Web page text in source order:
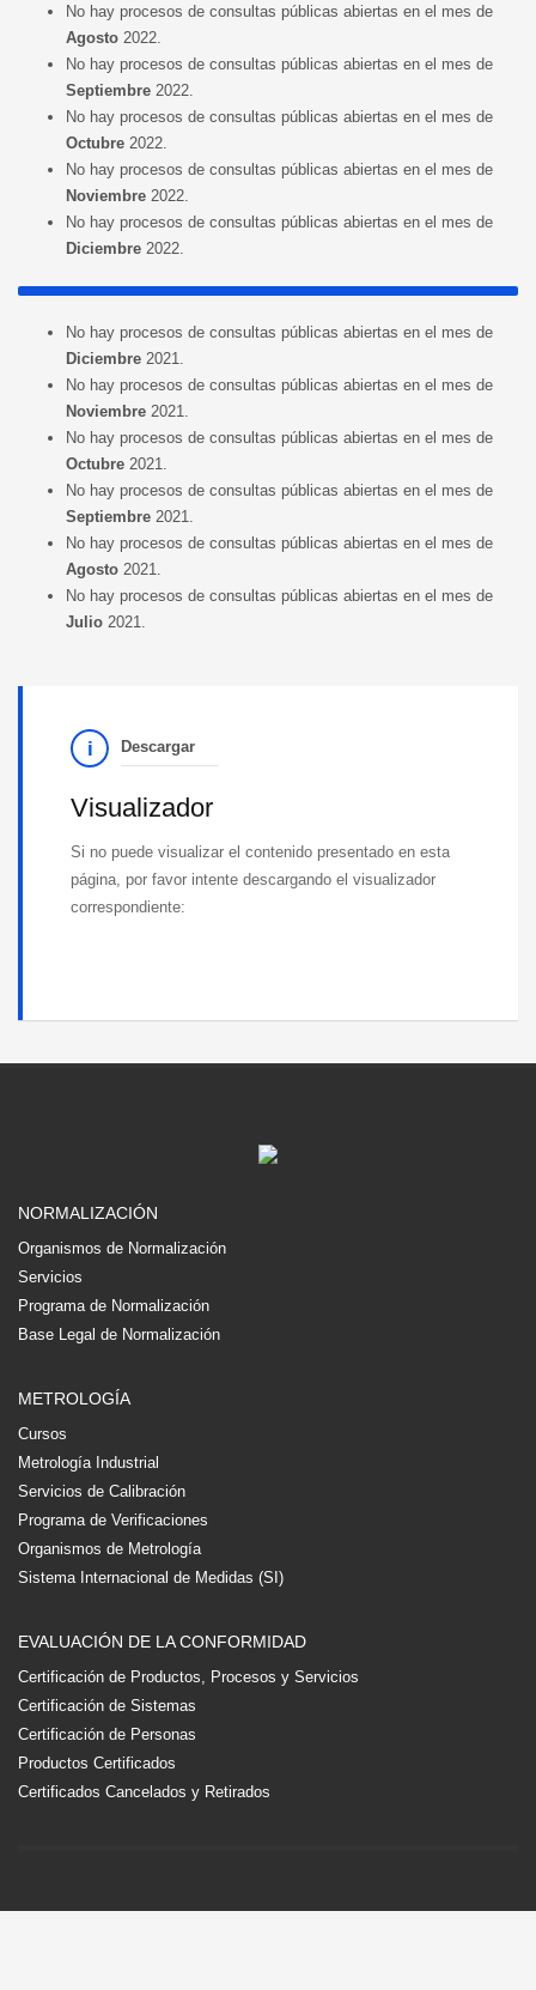
No hay procesos de consultas públicas abiertas en el mes de
Agosto 2022.
No hay procesos de consultas públicas abiertas en el mes de
Septiembre 2022.
No hay procesos de consultas públicas abiertas en el mes de
Octubre 2022.
No hay procesos de consultas públicas abiertas en el mes de
Noviembre 2022.
No hay procesos de consultas públicas abiertas en el mes de
Diciembre 2022.
No hay procesos de consultas públicas abiertas en el mes de
Diciembre 2021.
No hay procesos de consultas públicas abiertas en el mes de
Noviembre 2021.
No hay procesos de consultas públicas abiertas en el mes de
Octubre 2021.
No hay procesos de consultas públicas abiertas en el mes de
Septiembre 2021.
No hay procesos de consultas públicas abiertas en el mes de
Agosto 2021.
No hay procesos de consultas públicas abiertas en el mes de
Julio 2021.
Descargar
Visualizador
Si no puede visualizar el contenido presentado en esta
página, por favor intente descargando el visualizador
correspondiente:
NORMALIZACIÓN
Organismos de Normalización
Servicios
Programa de Normalización
Base Legal de Normalización
METROLOGÍA
Cursos
Metrología Industrial
Servicios de Calibración
Programa de Verificaciones
Organismos de Metrología
Sistema Internacional de Medidas (SI)
EVALUACIÓN DE LA CONFORMIDAD
Certificación de Productos, Procesos y Servicios
Certificación de Sistemas
Certificación de Personas
Productos Certificados
Certificados Cancelados y Retirados